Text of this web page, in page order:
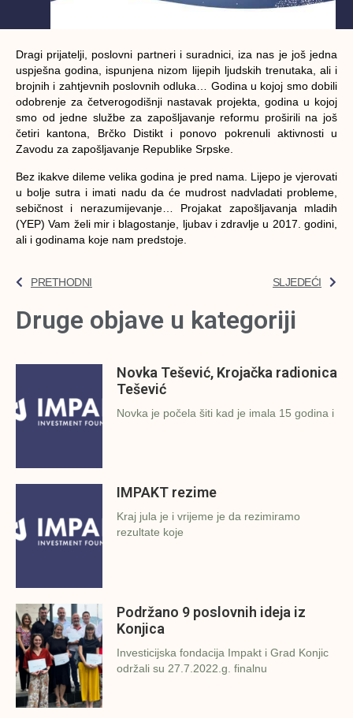
Dragi prijatelji, poslovni partneri i suradnici, iza nas je još jedna
uspješna godina, ispunjena nizom lijepih ljudskih trenutaka, ali i
brojnih i zahtjevnih poslovnih odluka… Godina u kojoj smo dobili
odobrenje za četverogodišnji nastavak projekta, godina u kojoj
smo od jedne službe za zapošljavanje reformu proširili na još
četiri kantona, Brčko Distikt i ponovo pokrenuli aktivnosti u
Zavodu za zapošljavanje Republike Srpske.
Bez ikakve dileme velika godina je pred nama. Lijepo je vjerovati
u bolje sutra i imati nadu da će mudrost nadvladati probleme,
sebičnost i nerazumijevanje… Projakat zapošljavanja mladih
(YEP) Vam želi mir i blagostanje, ljubav i zdravlje u 2017. godini,
ali i godinama koje nam predstoje.
PRETHODNI SLJEDEĆI
Druge objave u kategoriji
Novka Tešević, Krojačka radionica
Tešević
Novka je počela šiti kad je imala 15 godina i
IMPAKT rezime
Kraj jula je i vrijeme je da rezimiramo
rezultate koje
Podržano 9 poslovnih ideja iz
Konjica
Investicijska fondacija Impakt i Grad Konjic
održali su 27.7.2022.g. finalnu